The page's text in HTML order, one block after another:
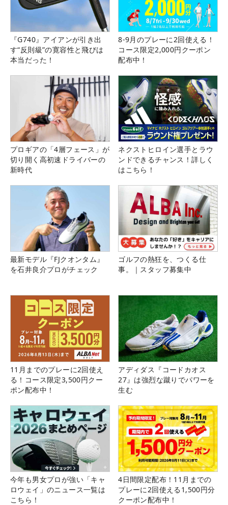
『G740』アイアンが引き出
す“反則級”の寛容性と飛びは
本当だった！
8-9月のプレーに2回使える！
コース限定2,000円クーポン
配布中！
プロギアの「4層フェース」が
切り開く高初速ドライバーの
新時代
ネクストヒロイン選手とラウ
ンドできるチャンス！詳しく
はこちら！
最新モデル『FJクオンタム』
を石井良介プロがチェック
ゴルフの熱狂を、つくる仕
事。｜スタッフ募集中
11月までのプレーに2回使え
る！コース限定3,500円クー
ポン配布中！
アディダス『コードカオス
27』は強烈な蹴りでパワーを
生む
今年も男女プロが強い「キャ
ロウェイ」のニュース一覧は
こちら！
4日間限定配布！11月までの
プレーに2回使える1,500円分
クーポン配布中！